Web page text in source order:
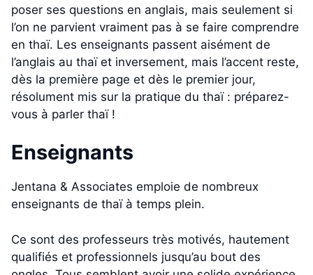
poser ses questions en anglais, mais seulement si
l’on ne parvient vraiment pas à se faire comprendre
en thaï. Les enseignants passent aisément de
l’anglais au thaï et inversement, mais l’accent reste,
dès la première page et dès le premier jour,
résolument mis sur la pratique du thaï : préparez-
vous à parler thaï !
Enseignants
Jentana & Associates emploie de nombreux
enseignants de thaï à temps plein.
Ce sont des professeurs très motivés, hautement
qualifiés et professionnels jusqu’au bout des